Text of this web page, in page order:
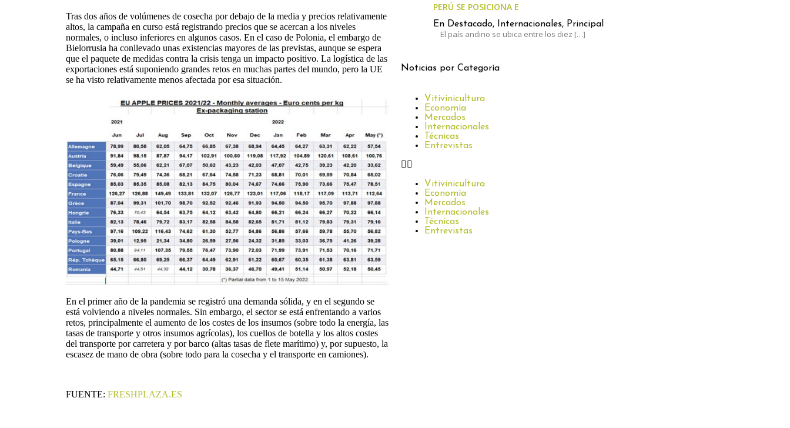
Tras dos años de volúmenes de cosecha por debajo de la media y precios relativamente
altos, la campaña en curso está registrando precios que se acercan a los niveles
normales, o incluso inferiores en algunos casos. En el caso de Polonia, el embargo de
Bielorrusia ha conllevado unas existencias mayores de las previstas, aunque se espera
que el paquete de medidas contra la crisis tenga un impacto positivo. La logística de las
exportaciones está suponiendo grandes retos en muchas partes del mundo, pero la UE
se ha visto relativamente menos afectada por esa situación.
En el primer año de la pandemia se registró una demanda sólida, y en el segundo se
está volviendo a niveles normales. Sin embargo, el sector se está enfrentando a varios
retos, principalmente el aumento de los costes de los insumos (sobre todo la energía, las
tasas de transporte y otros insumos agrícolas), los cuellos de botella y los altos costes
del transporte por carretera y por barco (altas tasas de flete marítimo) y, por supuesto, la
escasez de mano de obra (sobre todo para la cosecha y el transporte en camiones).
FUENTE: FRESHPLAZA.ES
PERÚ SE POSICIONA ENTRE LOS LÍDERES MUNDIALES EN UVA DE MESA CON UN
En Destacado, Internacionales, Principal
El país andino se ubica entre los diez […]
Noticias por Categoría
Vitivinicultura
Economía
Mercados
Internacionales
Técnicas
Entrevistas
Vitivinicultura
Economía
Mercados
Internacionales
Técnicas
Entrevistas